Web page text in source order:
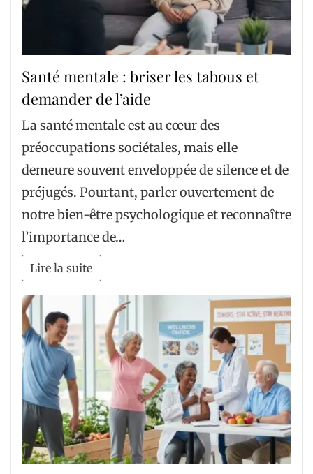
Santé mentale : briser les tabous et
demander de l’aide
La santé mentale est au cœur des
préoccupations sociétales, mais elle
demeure souvent enveloppée de silence et de
préjugés. Pourtant, parler ouvertement de
notre bien-être psychologique et reconnaître
l’importance de…
Lire la suite